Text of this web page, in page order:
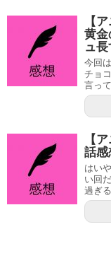
【
黄金
ュ
今回
チョ
言っ
【
話感
はい
い回
過ぎ